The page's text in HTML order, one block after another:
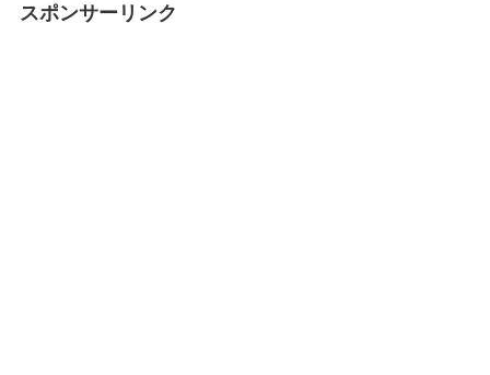
スポンサーリンク